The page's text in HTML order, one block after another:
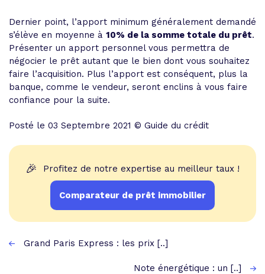
Dernier point, l’apport minimum généralement demandé
s’élève en moyenne à 10% de la somme totale du prêt.
Présenter un apport personnel vous permettra de
négocier le prêt autant que le bien dont vous souhaitez
faire l’acquisition. Plus l’apport est conséquent, plus la
banque, comme le vendeur, seront enclins à vous faire
confiance pour la suite.
Posté le 03 Septembre 2021 © Guide du crédit
🎉 Profitez de notre expertise au meilleur taux !
Comparateur de prêt immobilier
Grand Paris Express : les prix [..]
Note énergétique : un [..]